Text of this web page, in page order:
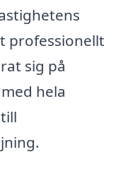
professionellt
sig på
hela